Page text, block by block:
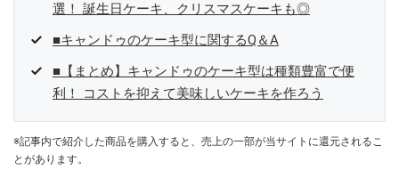
選！ 誕生日ケーキ、クリスマスケーキも◎
■キャンドゥのケーキ型に関するQ＆A
■【まとめ】キャンドゥのケーキ型は種類豊富で便
利！ コストを抑えて美味しいケーキを作ろう
※記事内で紹介した商品を購入すると、売上の一部が当サイトに還元されるこ
とがあります。